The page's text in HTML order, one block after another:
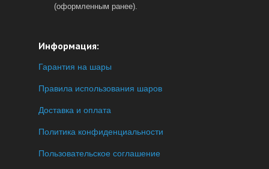
(оформленным ранее).
Информация:
Гарантия на шары
Правила использования шаров
Доставка и оплата
Политика конфиденциальности
Пользовательское соглашение